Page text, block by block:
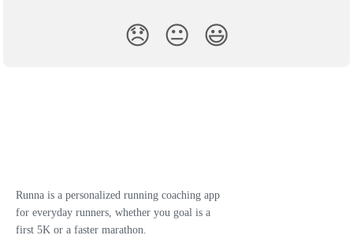
😞 😐 😃
Runna is a personalized running coaching app
for everyday runners, whether you goal is a
first 5K or a faster marathon.